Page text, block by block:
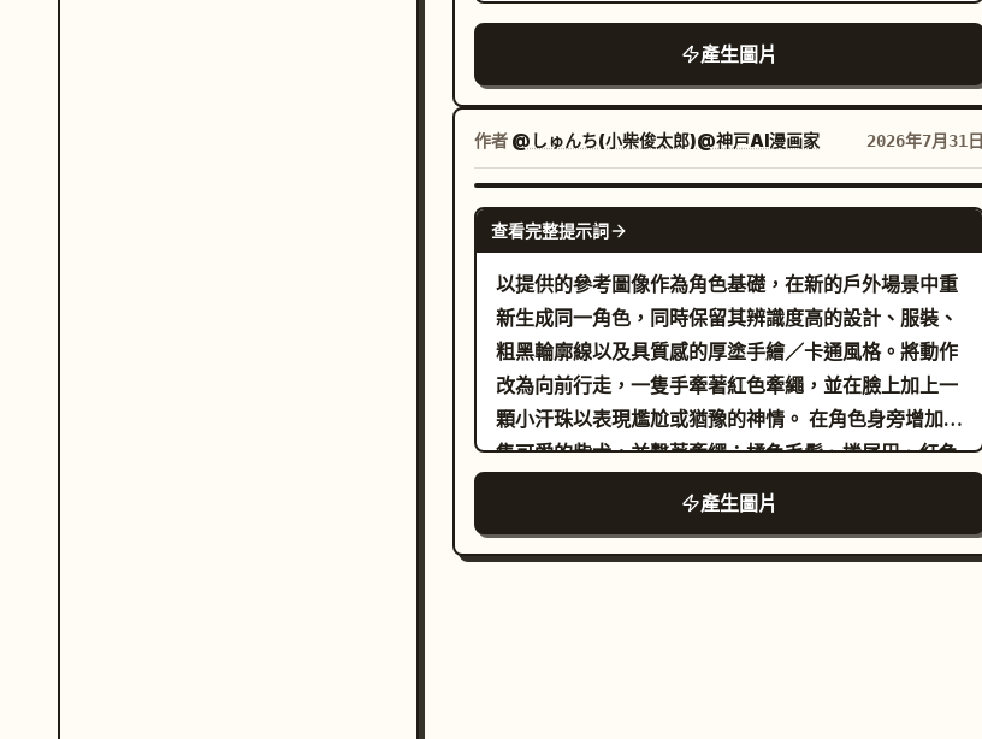
產生圖片
作者 @しゅんち(小柴俊太郎)@神戸AI漫画家 2026年7月31日
GPT IMAGE 2
查看完整提示詞
以提供的參考圖像作為角色基礎，在新的戶外場景中重
新生成同一角色，同時保留其辨識度高的設計、服裝、
粗黑輪廓線以及具質感的厚塗手繪／卡通風格。將動作
改為向前行走，一隻手牽著紅色牽繩，並在臉上加上一
顆小汗珠以表現尷尬或猶豫的神情。 在角色身旁增加一
隻可愛的柴犬，並繫著牽繩：橘色毛髮、捲尾巴、紅色
項圈、開口微笑的表情，同樣具備粗黑輪廓線與手繪質
流動的藍色河流，兩側散佈著岩石與綠色灌木／樹木，
產生圖片